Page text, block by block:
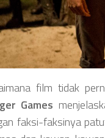
film tidak
Games
faksi-faksinya